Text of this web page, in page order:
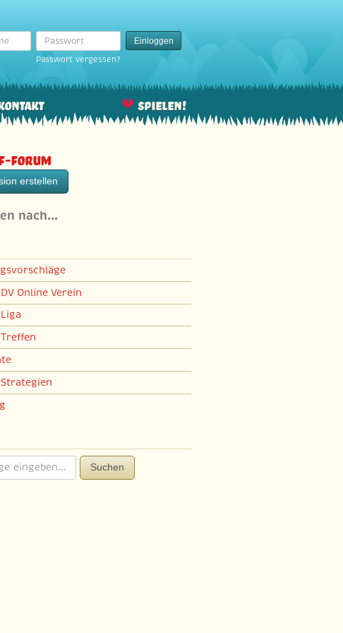
Passwort
Einloggen
Passwort vergessen?
Spielen!
Forum
erstellen
nach…
Online Verein
Suchen